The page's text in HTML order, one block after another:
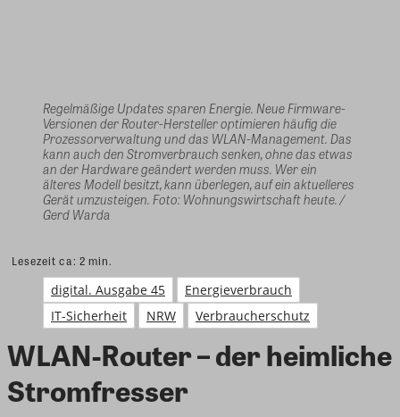
Regelmäßige Updates sparen Energie. Neue Firmware-
Versionen der Router-Hersteller optimieren häufig die
Prozessorverwaltung und das WLAN-Management. Das
kann auch den Stromverbrauch senken, ohne das etwas
an der Hardware geändert werden muss. Wer ein
älteres Modell besitzt, kann überlegen, auf ein aktuelleres
Gerät umzusteigen. Foto: Wohnungswirtschaft heute. /
Gerd Warda
Lesezeit ca: 2 min.
digital. Ausgabe 45
Energieverbrauch
IT-Sicherheit
NRW Verbraucherschutz
WLAN-Router – der heimliche
Stromfresser